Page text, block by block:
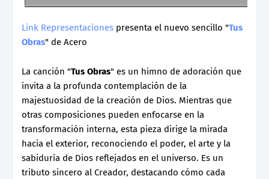
Link Representaciones presenta el nuevo sencillo "Tus
Obras" de Acero
La canción "Tus Obras" es un himno de adoración que
invita a la profunda contemplación de la
majestuosidad de la creación de Dios. Mientras que
otras composiciones pueden enfocarse en la
transformación interna, esta pieza dirige la mirada
hacia el exterior, reconociendo el poder, el arte y la
sabiduría de Dios reflejados en el universo. Es un
tributo sincero al Creador, destacando cómo cada